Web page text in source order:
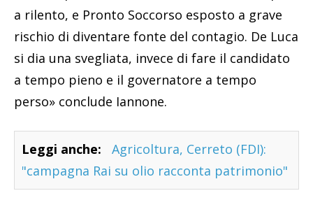
a rilento, e Pronto Soccorso esposto a grave
rischio di diventare fonte del contagio. De Luca
si dia una svegliata, invece di fare il candidato
a tempo pieno e il governatore a tempo
perso» conclude Iannone.
Leggi anche:
Agricoltura, Cerreto (FDI):
"campagna Rai su olio racconta patrimonio"